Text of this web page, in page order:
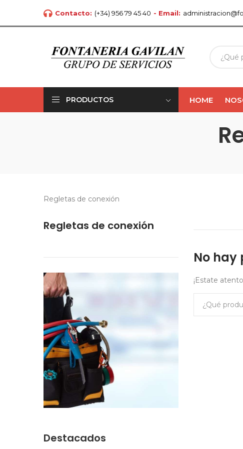
Contacto: (+34) 956 79 45 40 - Email:
PRODUCTOS HOME
Regletas de conexión
No hay
¡Estate
Regletas de conexión
Destacados